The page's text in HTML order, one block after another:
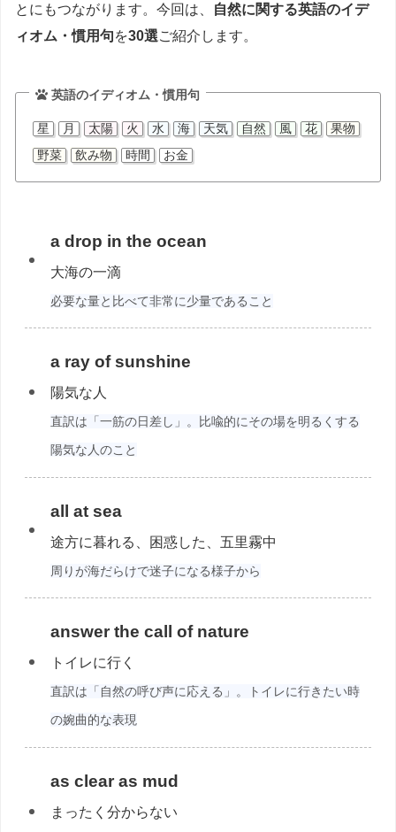
とにもつながります。今回は、
自然に関する英語のイデ
ィオム・慣用句を30選ご紹介します。
英語のイディオム・慣用句
星 月 太陽 火 水 海 天気 自然 風 花
果物
野菜
飲み物 時間 お金
a drop in the ocean
大海の一滴
必要な量と比べて非常に少量であること
a ray of sunshine
陽気な人
直訳は「一筋の日差し」。比喩的にその場を明るくする
陽気な人のこと
all at sea
途方に暮れる、困惑した、五里霧中
周りが海だらけで迷子になる様子から
answer the call of nature
トイレに行く
直訳は「自然の呼び声に応える」。トイレに行きたい時
の婉曲的な表現
as clear as mud
まったく分からない